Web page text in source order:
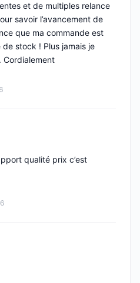
et de multiples relance
savoir l’avancement de
que ma commande est
stock ! Plus jamais je
Cordialement
qualité prix c’est